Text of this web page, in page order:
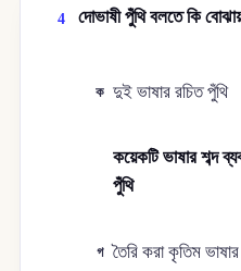
4 দোভাষী পুঁথি বলতে কি
ক দুই ভাষার রচিত পুঁথি
কয়েকটি ভাষার শব্দ
পুঁথি
গ তৈরি করা কৃতিম